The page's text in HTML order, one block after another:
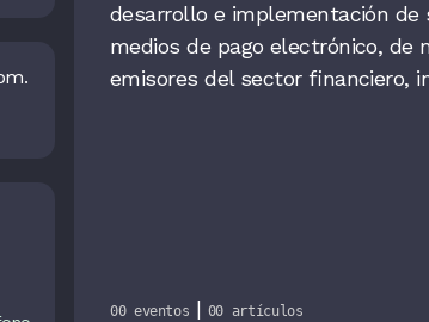
desarrollo e implementación de
medios de pago electrónico, de
emisores del sector financiero,
00 eventos | 00 artículos